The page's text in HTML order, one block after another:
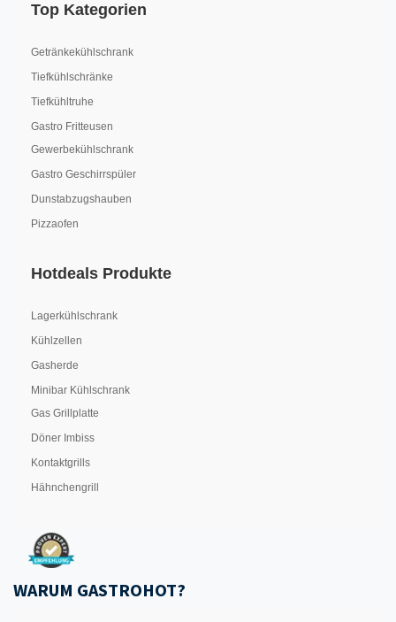
Top Kategorien
Getränkekühlschrank
Tiefkühlschränke
Tiefkühltruhe
Gastro Fritteusen
Gewerbekühlschrank
Gastro Geschirrspüler
Dunstabzugshauben
Pizzaofen
Hotdeals Produkte
Lagerkühlschrank
Kühlzellen
Gasherde
Minibar Kühlschrank
Gas Grillplatte
Döner Imbiss
Kontaktgrills
Hähnchengrill
WARUM GASTROHOT?